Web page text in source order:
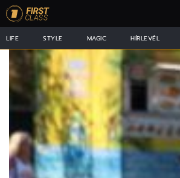
LIFE STYLE MAGIC HÍRLEVÉL